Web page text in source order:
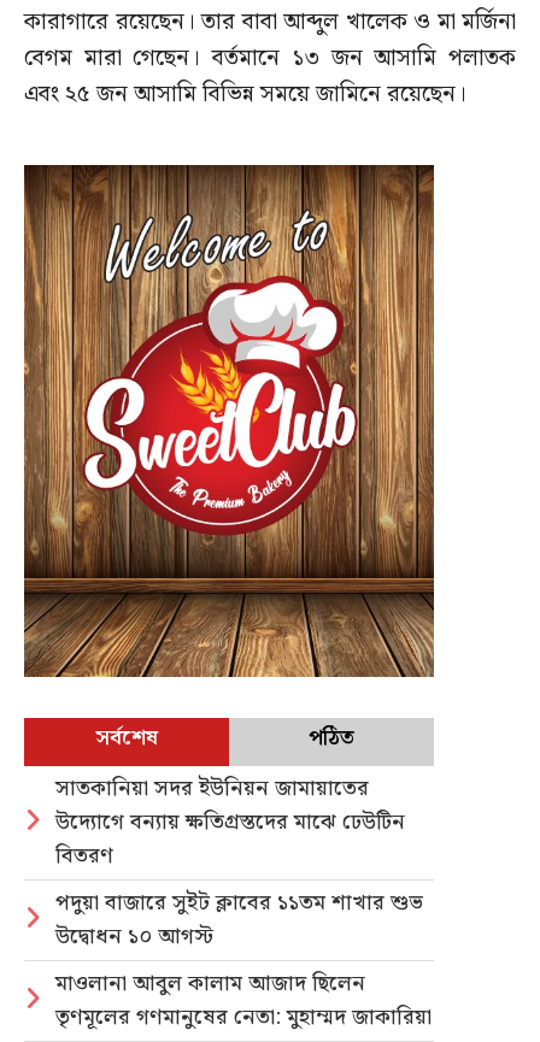
কারাগারে রয়েছেন। তার বাবা আব্দুল খালেক ও মা মর্জিনা
বেগম মারা গেছেন। বর্তমানে ১৩ জন আসামি পলাতক
এবং ২৫ জন আসামি বিভিন্ন সময়ে জামিনে রয়েছেন।
সর্বশেষ
পঠিত
সাতকানিয়া সদর ইউনিয়ন জামায়াতের
উদ্যোগে বন্যায় ক্ষতিগ্রস্তদের মাঝে ঢেউটিন
বিতরণ
পদুয়া বাজারে সুইট ক্লাবের ১১তম শাখার শুভ
উদ্বোধন ১০ আগস্ট
মাওলানা আবুল কালাম আজাদ ছিলেন
তৃণমূলের গণমানুষের নেতা: মুহাম্মদ জাকারিয়া